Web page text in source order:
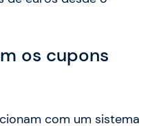
os cupons
com um sistema